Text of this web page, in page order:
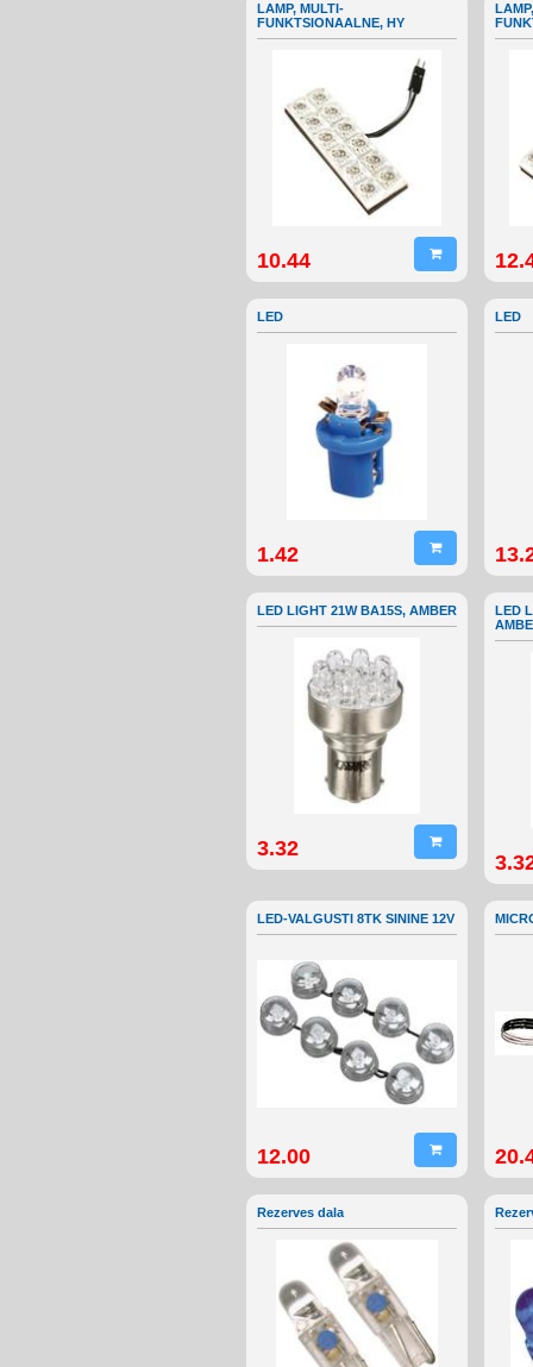
LAMP, MULTI-
FUNKTSIONAALNE, HY
10.44
LED
1.42
LED
LED LIGHT 21W BA15S, AMBER
3.32
LED
LED-VALGUSTI 8TK SININE 12V
12.00
Rezerves dala